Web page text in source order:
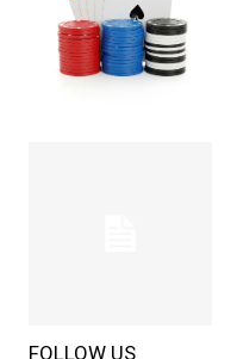
FOLLOW US